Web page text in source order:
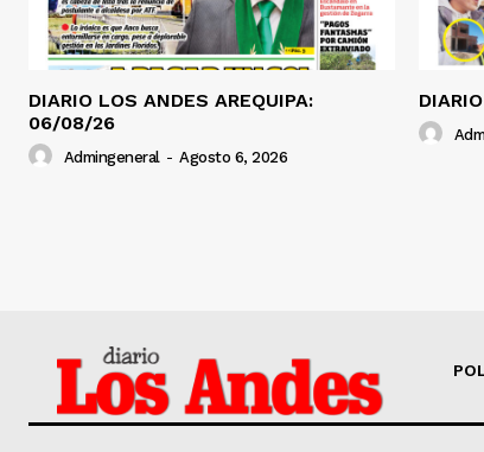
DIARIO LOS ANDES AREQUIPA:
06/08/26
Admingeneral - Agosto 6, 2026